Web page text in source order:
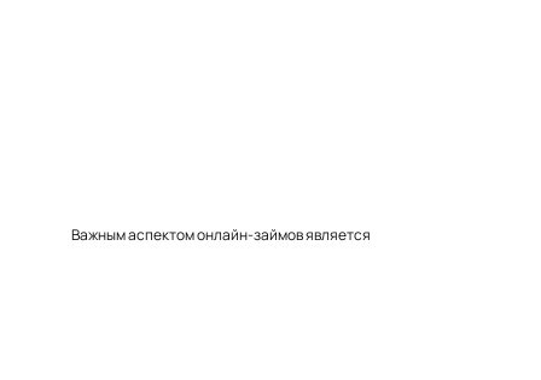
Важным аспектом онлайн-займов является